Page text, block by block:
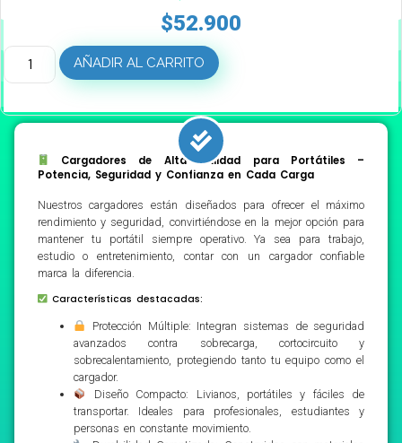
$52.900
AÑADIR AL CARRITO
Cargadores de Alta Calidad para Portátiles –
Potencia, Seguridad y Confianza en Cada Carga
Nuestros cargadores están diseñados para ofrecer el máximo
rendimiento y seguridad, convirtiéndose en la mejor opción para
mantener tu portátil siempre operativo. Ya sea para trabajo,
estudio o entretenimiento, contar con un cargador confiable
marca la diferencia.
Características destacadas:
Protección Múltiple: Integran sistemas de seguridad
avanzados contra sobrecarga, cortocircuito y
sobrecalentamiento, protegiendo tanto tu equipo como el
cargador.
Diseño Compacto: Livianos, portátiles y fáciles de
transportar. Ideales para profesionales, estudiantes y
personas en constante movimiento.